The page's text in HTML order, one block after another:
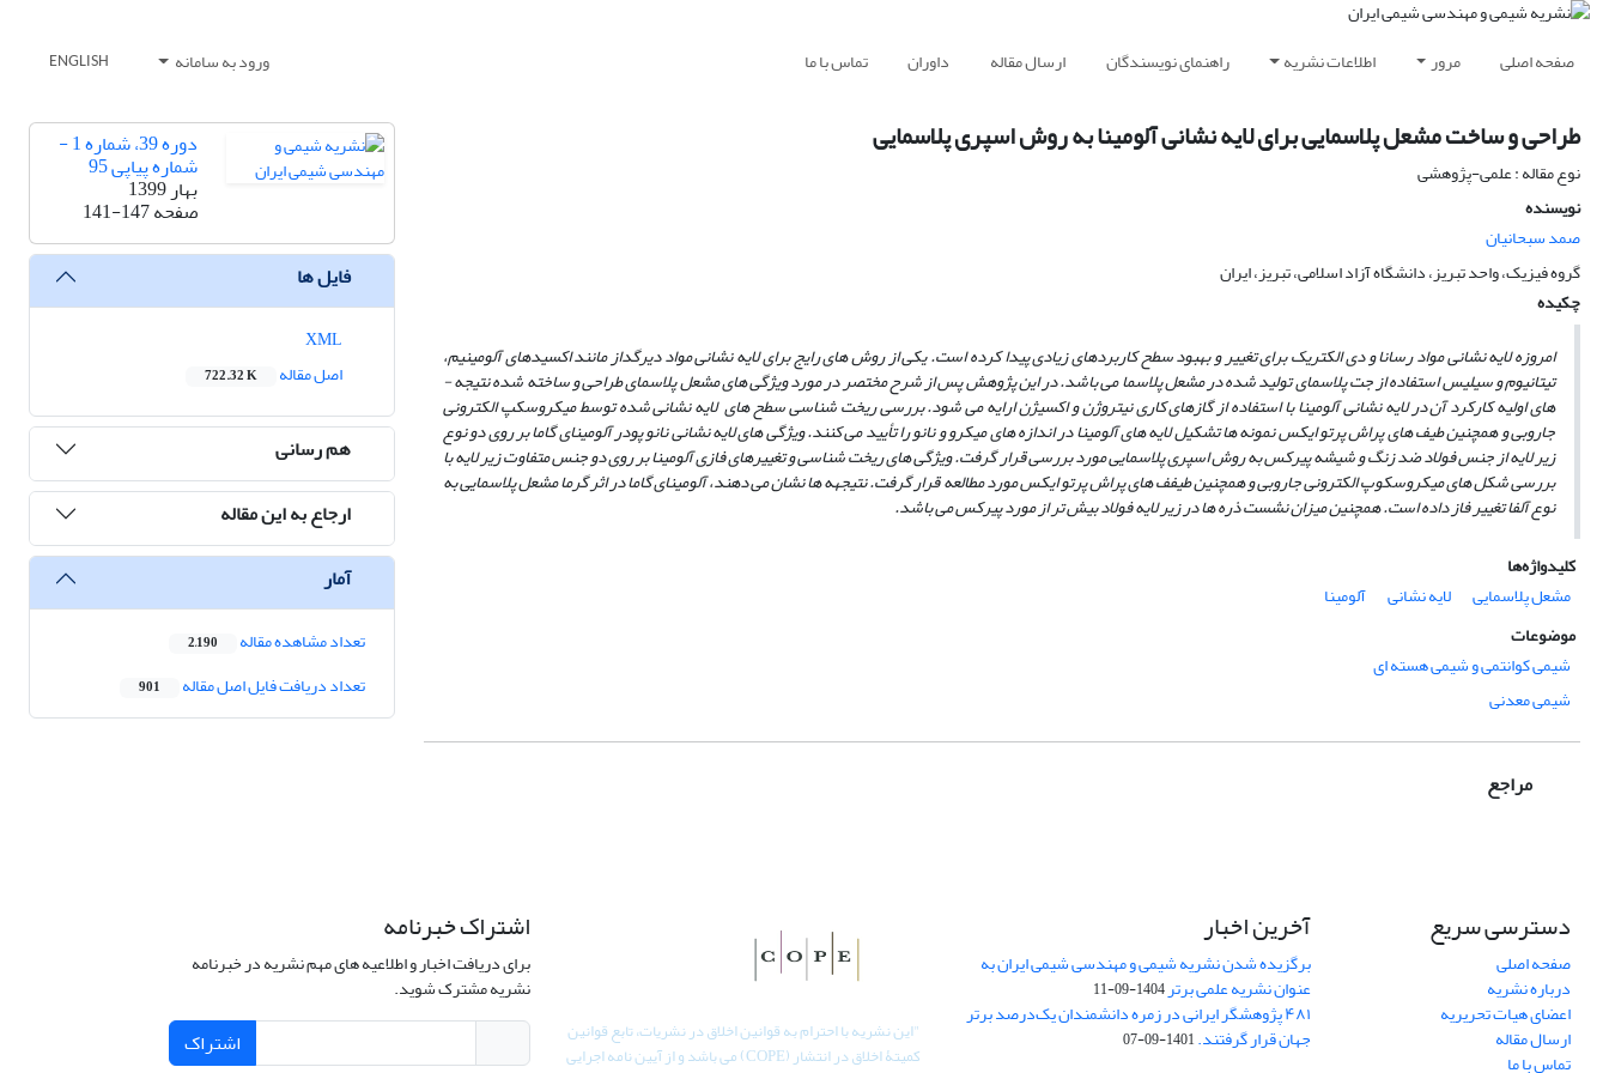
صفحه اصلی مرور اطلاعات نشریه راهنمای نویسندگان ارسال مقاله داوران تماس با ما ورود به سامانه ENGLISH
طراحی و ساخت مشعل پلاسمایی برای لایه نشانی آلومینا به روش اسپری پلاسمایی
نوع مقاله : علمی-پژوهشی
نویسنده
صمد سبحانیان
گروه فیزیک، واحد تبریز، دانشگاه آزاد اسلامی، تبریز، ایران
چکیده
امروزه لایه نشانی مواد رسانا و دی الکتریک برای تغییر و بهبود سطح کاربردهای زیادی پیدا کرده است. یکی از روش­ های رایج برای لایه نشانی مواد دیرگداز مانند اکسیدهای آلومینیم،
تیتانیوم و سیلیس استفاده از جت پلاسمای تولید شده در مشعل پلاسما می ­باشد. در این پژوهش پس از شرح مختصر در مورد ویژگی­ های مشعل پلاسمای طراحی و ساخته شده نتیجه ­
های اولیه کارکرد آن در لایه نشانی آلومینا با استفاده از گازهای کاری نیتروژن و اکسیژن ارایه می­ شود. بررسی ریخت شناسی سطح­ های لایه نشانی شده توسط میکروسکپ الکترونی
جاروبی و همچنین طیف­ های پراش پرتو ایکس نمونه ها تشکیل لایه های آلومینا در اندازه های میکرو و نانو را تأیید می کنند. ویژگی های لایه نشانی نانو پودر آلومینای گاما بر روی دو نوع
زیر لایه از جنس فولاد ضد زنگ و شیشه پیرکس به روش اسپری پلاسمایی مورد بررسی قرار گرفت. ویژگی های ریخت شناسی و تغییرهای فازی آلومینا بر روی دو جنس متفاوت زیر لایه با
بررسی شکل های میکروسکوپ الکترونی جاروبی و همچنین طیفف های پراش پرتو ایکس مورد مطالعه قرار گرفت. نتیجهه ها نشان می دهند، آلومینای گاما در اثر گرما مشعل پلاسمایی به
نوع آلفا تغییر فاز داده است. همچنین میزان نشست ذره ها در زیر لایه فولاد بیش تر از مورد پیرکس می باشد.
کلیدواژه‌ها
مشعل پلاسمایی
لایه نشانی
آلومینا
موضوعات
شیمی کوانتمی و شیمی هسته ای
شیمی معدنی
مراجع
دوره 39، شماره 1 -
شماره پیاپی 95
بهار 1399
صفحه141-147
فایل ها
اصل مقاله
722.32 K
هم رسانی
ارجاع به این مقاله
آمار
تعداد مشاهده مقاله 2,190
تعداد دریافت فایل اصل مقاله 901
دسترسی سریع
صفحه اصلی
درباره نشریه
اعضای هیات تحریریه
ارسال مقاله
تماس با ما
آخرین اخبار
برگزیده شدن نشریه شیمی و مهندسی شیمی ایران به
عنوان نشریه علمی برتر1404-09-11
۴۸۱ پژوهشگر ایرانی در زمره دانشمندان یک‌درصد برتر
جهان قرار گرفتند.1401-09-07
"این نشریه با احترام به قوانین اخلاق در نشریات، تابع قوانین
کمیتۀ اخلاق در انتشار (COPE) می باشد و از آیین نامه اجرایی
اشتراک خبرنامه
برای دریافت اخبار و اطلاعیه های مهم نشریه در خبرنامه
نشریه مشترک شوید.
اشتراک